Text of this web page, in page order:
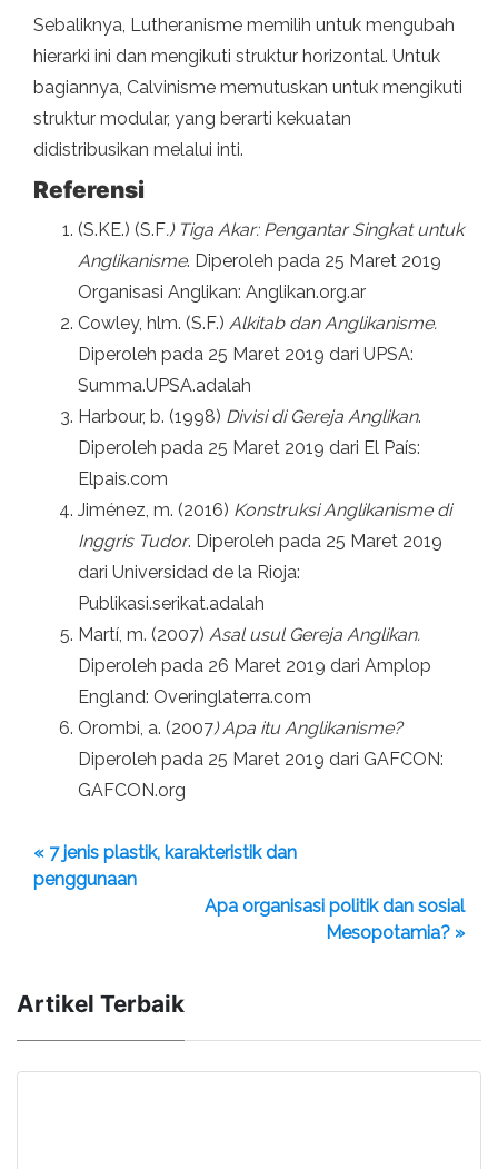
Sebaliknya, Lutheranisme memilih untuk mengubah
hierarki ini dan mengikuti struktur horizontal. Untuk
bagiannya, Calvinisme memutuskan untuk mengikuti
struktur modular, yang berarti kekuatan
didistribusikan melalui inti.
Referensi
(S.KE.) (S.F.) Tiga Akar: Pengantar Singkat untuk
Anglikanisme. Diperoleh pada 25 Maret 2019
Organisasi Anglikan: Anglikan.org.ar
Cowley, hlm. (S.F.) Alkitab dan Anglikanisme.
Diperoleh pada 25 Maret 2019 dari UPSA:
Summa.UPSA.adalah
Harbour, b. (1998) Divisi di Gereja Anglikan.
Diperoleh pada 25 Maret 2019 dari El País:
Elpais.com
Jiménez, m. (2016) Konstruksi Anglikanisme di
Inggris Tudor. Diperoleh pada 25 Maret 2019
dari Universidad de la Rioja:
Publikasi.serikat.adalah
Martí, m. (2007) Asal usul Gereja Anglikan.
Diperoleh pada 26 Maret 2019 dari Amplop
England: Overinglaterra.com
Orombi, a. (2007) Apa itu Anglikanisme?
Diperoleh pada 25 Maret 2019 dari GAFCON:
GAFCON.org
« 7 jenis plastik, karakteristik dan
penggunaan
Apa organisasi politik dan sosial
Mesopotamia? »
Artikel Terbaik